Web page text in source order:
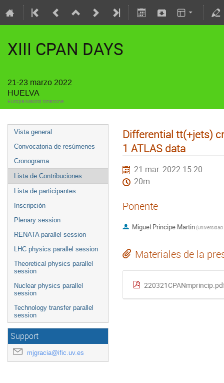
XIII CPAN DAYS
21-23 marzo 2022
HUELVA
Europe/Madrid timezone
Vista general
Convocatoria de resúmenes
Cronograma
Lista de Contribuciones
Lista de participantes
Inscripción
Plenary session
RENATA parallel session
LHC physics parallel session
Theoretical physics parallel
session
Nuclear physics parallel
session
Technology transfer parallel
session
Support
mjgracia@ific.uv.es
Differential tt(+jets)
1 ATLAS data
21 mar. 2022 15:20
20m
Ponente
Miguel Principe Martin(
Materiales de la